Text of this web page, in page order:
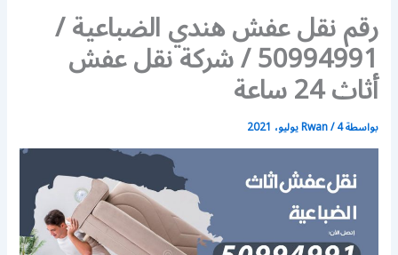
رقم نقل عفش هندي الضباعية /
50994991 / شركة نقل عفش
أثاث 24 ساعة
بواسطة Rwan/4 يوليو، 2021